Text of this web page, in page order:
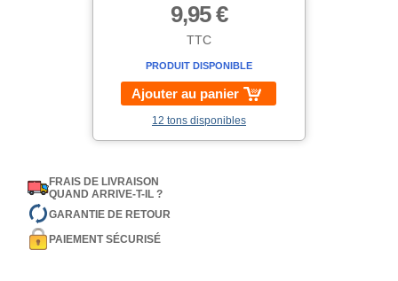
9,95 €
TTC
PRODUIT DISPONIBLE
Ajouter au panier
12 tons disponibles
FRAIS DE LIVRAISON
QUAND ARRIVE-T-IL ?
GARANTIE DE RETOUR
PAIEMENT SÉCURISÉ